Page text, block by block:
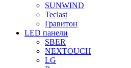
SUNWIND
Teclast
Гравитон
LED панели
SBER
NEXTOUCH
LG